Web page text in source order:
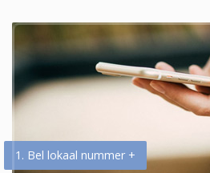
1. Bel lokaal nummer +